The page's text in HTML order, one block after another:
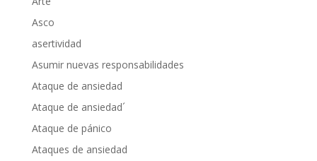
Asco
asertividad
Asumir nuevas responsabilidades
Ataque de ansiedad
Ataque de ansiedad´
Ataque de pánico
Ataques de ansiedad